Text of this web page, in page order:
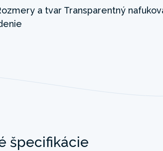
špecifikácie